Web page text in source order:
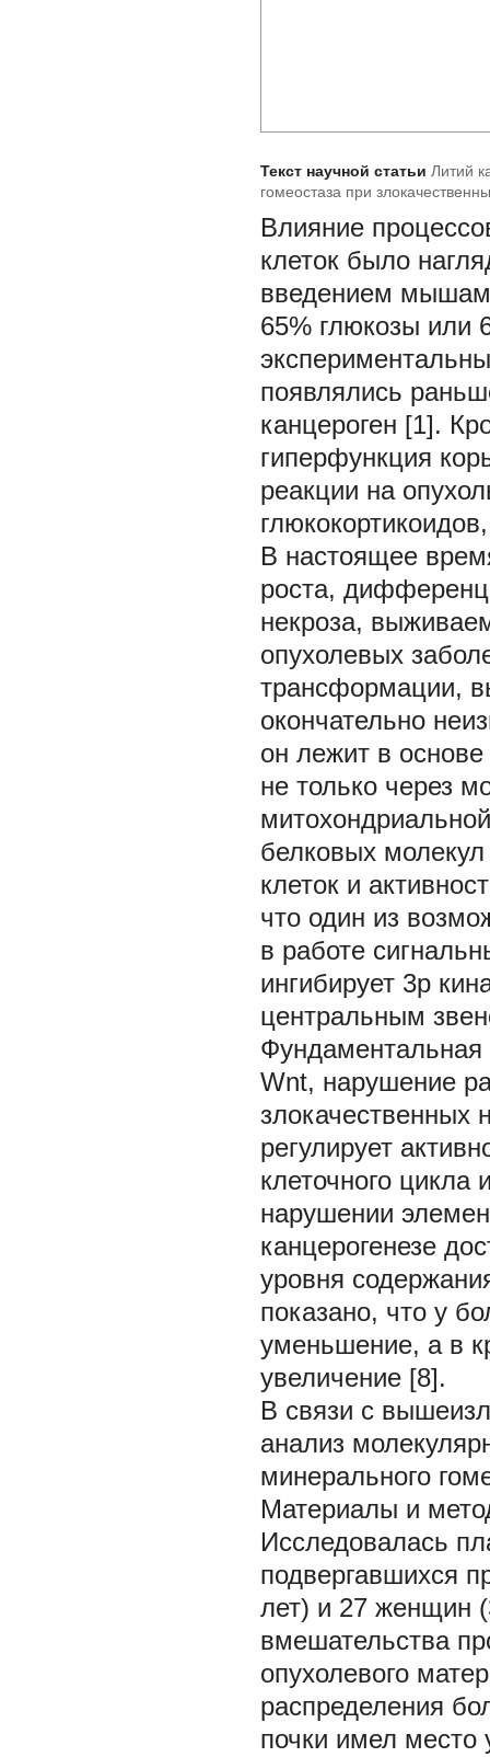
Текст научной статьи Литий
гомеостаза при
Влияние
клеток было
введением мышам
65% глюкозы или
появлялись
канцероген [1].
гиперфункция
реакции на
В настоящее
роста,
некроза,
опухолевых
трансформации,
окончательно
он лежит в
не только через
белковых
клеток и
что один из
в работе
ингибирует 3р
центральным
Фундаментальная
Wnt, нарушение
злокачественных
регулирует
клеточного
нарушении
канцерогенезе
уровня
показано, что у
уменьшение, а в
увеличение [8].
В связи с
анализ
минерального
Материалы и
Исследовалась
подвергавшихся
лет) и 27 женщин
вмешательства
опухолевого
распределения
почки имел место